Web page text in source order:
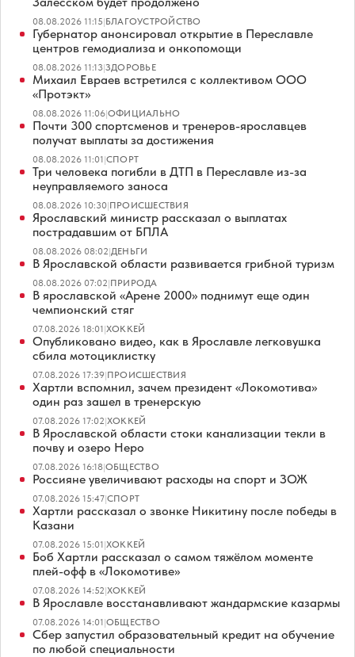
08.08.2026 11:15|БЛАГОУСТРОЙСТВО
Губернатор анонсировал открытие в Переславле
центров гемодиализа и онкопомощи
08.08.2026 11:13|ЗДОРОВЬЕ
Михаил Евраев встретился с коллективом ООО
«Протэкт»
08.08.2026 11:06|ОФИЦИАЛЬНО
Почти 300 спортсменов и тренеров-ярославцев
получат выплаты за достижения
08.08.2026 11:01|СПОРТ
Три человека погибли в ДТП в Переславле из-за
неуправляемого заноса
08.08.2026 10:30|ПРОИСШЕСТВИЯ
Ярославский министр рассказал о выплатах
пострадавшим от БПЛА
08.08.2026 08:02|ДЕНЬГИ
В Ярославской области развивается грибной туризм
08.08.2026 07:02|ПРИРОДА
В ярославской «Арене 2000» поднимут еще один
чемпионский стяг
07.08.2026 18:01|ХОККЕЙ
Опубликовано видео, как в Ярославле легковушка
сбила мотоциклистку
07.08.2026 17:39|ПРОИСШЕСТВИЯ
Хартли вспомнил, зачем президент «Локомотива»
один раз зашел в тренерскую
07.08.2026 17:02|ХОККЕЙ
В Ярославской области стоки канализации текли в
почву и озеро Неро
07.08.2026 16:18|ОБЩЕСТВО
Россияне увеличивают расходы на спорт и ЗОЖ
07.08.2026 15:47|СПОРТ
Хартли рассказал о звонке Никитину после победы в
Казани
07.08.2026 15:01|ХОККЕЙ
Боб Хартли рассказал о самом тяжёлом моменте
плей-офф в «Локомотиве»
07.08.2026 14:52|ХОККЕЙ
В Ярославле восстанавливают жандармские казармы
07.08.2026 14:01|ОБЩЕСТВО
Сбер запустил образовательный кредит на обучение
по любой специальности